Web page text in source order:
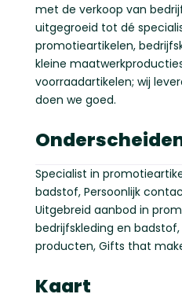
met de verkoop van
uitgegroeid tot dé
promotieartikelen,
kleine
voorraadartikelen; wij
doen we goed.
Specialist in
badstof, Persoonlijk
Uitgebreid aanbod in
bedrijfskleding en
producten, Gifts that
Kaart